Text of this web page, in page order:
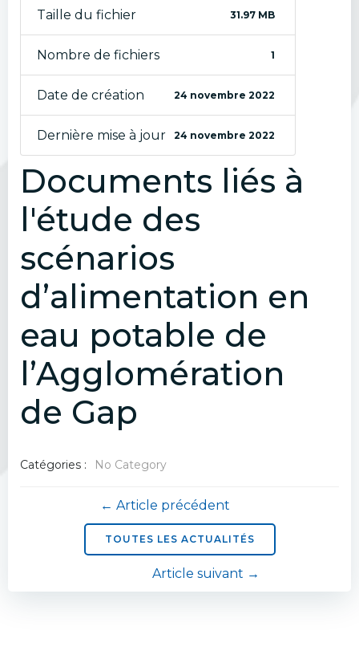
Taille du fichier 31.97 MB
Nombre de fichiers 1
Date de création 24 novembre 2022
Dernière mise à jour 24 novembre 2022
Documents liés à
l'étude des
scénarios
d’alimentation en
eau potable de
l’Agglomération
de Gap
Catégories : No Category
Navigation
de
l’article
← Article précédent
TOUTES LES ACTUALITÉS
Navigation
Article suivant →